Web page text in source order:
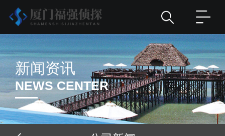
新闻资讯
NEWS CENTER